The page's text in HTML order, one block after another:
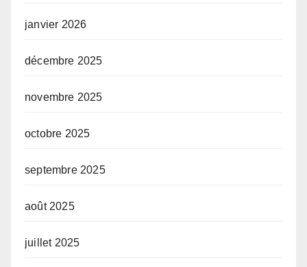
janvier 2026
décembre 2025
novembre 2025
octobre 2025
septembre 2025
août 2025
juillet 2025